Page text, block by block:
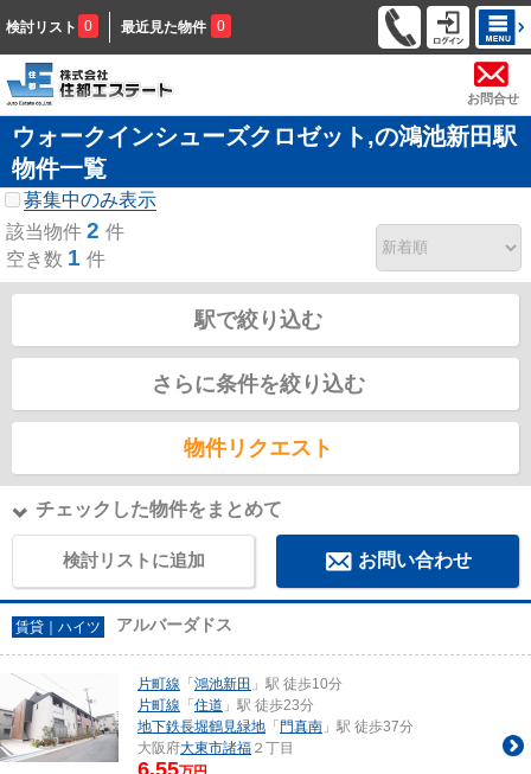
検討リスト 0 最近見た物件 0
お問合せ
ウォークインシューズクロゼット,の鴻池新田駅
物件一覧
募集中のみ表示
該当物件 2 件
空き数 1 件
駅で絞り込む
さらに条件を絞り込む
物件リクエスト
チェックした物件をまとめて
検討リストに追加 お問い合わせ
賃貸｜ハイツ アルバーダドス
片町線 「 鴻池新田 」駅 徒歩10分
片町線 「 住道 」駅 徒歩23分
地下鉄長堀鶴見緑地 「 門真南 」駅 徒歩37分
大阪府大東市諸福 ２丁目
6.55